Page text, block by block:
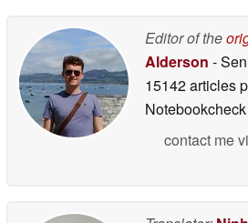
06/04/2026
Editor of the
Alderson -
15142 articles
Notebookcheck
contact me